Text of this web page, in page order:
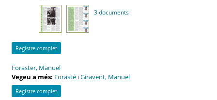
3 documents
Registre complet
Foraster, Manuel
Vegeu a més: Forasté i Giravent, Manuel
Registre complet